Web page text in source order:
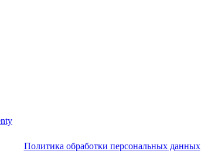
Политика обработки персональных данных